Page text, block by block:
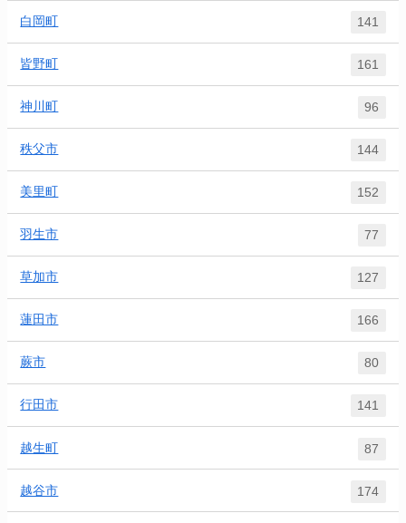
白岡町 141
皆野町 161
神川町 96
秩父市 144
美里町 152
羽生市 77
草加市 127
蓮田市 166
蕨市 80
行田市 141
越生町 87
越谷市 174